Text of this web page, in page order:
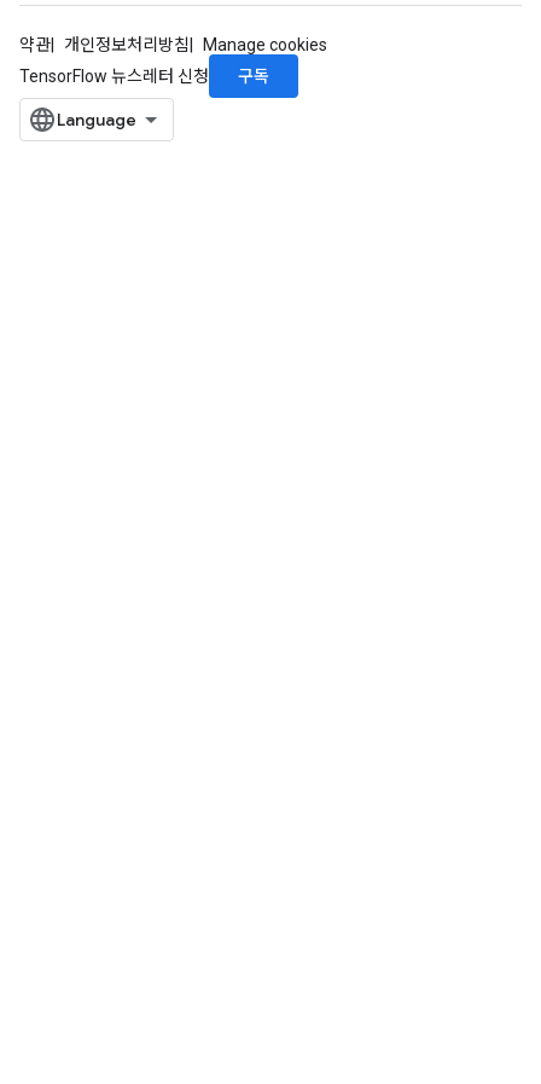
약관 개인정보처리방침
Manage cookies
TensorFlow 뉴스레터 신청
구독